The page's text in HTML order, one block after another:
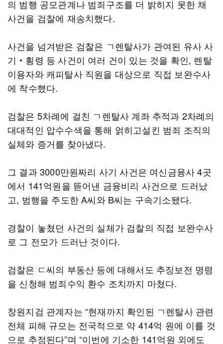
의 범행 공모관계나 범죄구조를 더 밝히지 못한 채
사건을 검찰에 재송치했다.
사건을 넘겨받은 검찰은 ㄱ렌탈사가 관여된 유사 사
기‧횡령 등 사건이 여러 건이 있는 것을 확인, 렌탈
이용자와 캐피탈사 직원을 대상으로 직접 보완수사
에 착수했다.
검찰은 5차례에 걸친 ㄱ렌탈사 계좌 추적과 2차례의
대대적인 압수수색을 통해 얽히고설킨 범죄 조직의
실체와 증거를 찾아냈다.
그 결과 3000만원짜리 사기 사건은 여신금융사 4곳
에서 141억원을 뜯어낸 금융비리 사건으로 드러났
고, 범행을 주도한 A씨와 B씨는 구속기소됐다.
경찰이 놓쳤던 사건의 실체가 검찰의 직접 보완수사
로 그 전모가 드러난 것이다.
검찰은 ㄷ씨의 부동산 등에 대해서도 추징보전 명령
을 신청해 범죄수익 환수 조치까지 마쳤다.
창원지검 관계자는 “현재까지 확인된 ㄱ렌탈사 관련
전체 피해 규모는 전국적으로 약 414억 원에 이를 것
으로 추정된다”며 “이번에 기소한 141억원 외에도